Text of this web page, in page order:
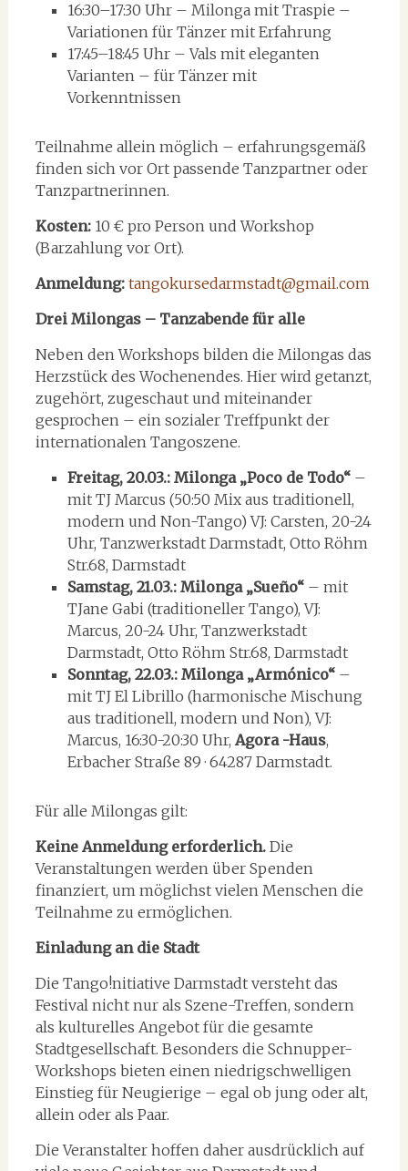
16:30–17:30 Uhr – Milonga mit Traspie –
Variationen für Tänzer mit Erfahrung
17:45–18:45 Uhr – Vals mit eleganten
Varianten – für Tänzer mit
Vorkenntnissen
Teilnahme allein möglich – erfahrungsgemäß
finden sich vor Ort passende Tanzpartner oder
Tanzpartnerinnen.
Kosten:10 € pro Person und Workshop
(Barzahlung vor Ort).
Anmeldung: tangokursedarmstadt@gmail.com
Drei Milongas – Tanzabende für alle
Neben den Workshops bilden die Milongas das
Herzstück des Wochenendes. Hier wird getanzt,
zugehört, zugeschaut und miteinander
gesprochen – ein sozialer Treffpunkt der
internationalen Tangoszene.
Freitag, 20.03.: Milonga „Poco de Todo“–
mit TJ Marcus (50:50 Mix aus traditionell,
modern und Non-Tango) VJ: Carsten, 20-24
Uhr, Tanzwerkstadt Darmstadt, Otto Röhm
Str.68, Darmstadt
Samstag, 21.03.: Milonga „Sueño“– mit
TJane Gabi (traditioneller Tango), VJ:
Marcus, 20-24 Uhr, Tanzwerkstadt
Darmstadt, Otto Röhm Str.68, Darmstadt
Sonntag, 22.03.: Milonga „Armónico“–
mit TJ El Librillo (harmonische Mischung
aus traditionell, modern und Non), VJ:
Marcus, 16:30-20:30 Uhr, Agora -Haus,
Erbacher Straße 89 · 64287 Darmstadt.
Für alle Milongas gilt:
Keine Anmeldung erforderlich.Die
Veranstaltungen werden über Spenden
finanziert, um möglichst vielen Menschen die
Teilnahme zu ermöglichen.
Einladung an die Stadt
Die Tango!nitiative Darmstadt versteht das
Festival nicht nur als Szene-Treffen, sondern
als kulturelles Angebot für die gesamte
Stadtgesellschaft. Besonders die Schnupper-
Workshops bieten einen niedrigschwelligen
Einstieg für Neugierige – egal ob jung oder alt,
allein oder als Paar.
Die Veranstalter hoffen daher ausdrücklich auf